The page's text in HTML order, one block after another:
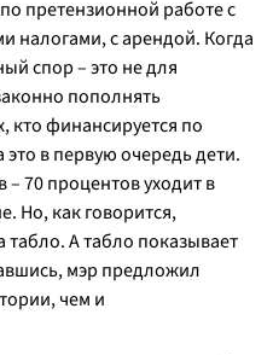
претензионной работе с
налогами, с арендой. Когда
спор – это не для
пополнять
кто финансируется по
в первую очередь дети.
– 70 процентов уходит в
Но, как говорится,
табло. А табло показывает
мэр предложил
чем и